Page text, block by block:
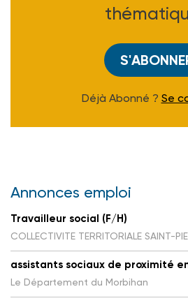
Déjà Abonné ? Se
Annonces emploi
Travailleur social (F/H)
COLLECTIVITE TERRITORIALE SAINT-
assistants sociaux de proximité
Le Département du Morbihan